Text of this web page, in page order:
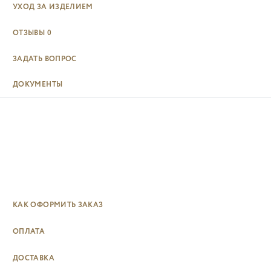
УХОД ЗА ИЗДЕЛИЕМ
ОТЗЫВЫ 0
ЗАДАТЬ ВОПРОС
ДОКУМЕНТЫ
КАК ОФОРМИТЬ ЗАКАЗ
ОПЛАТА
ДОСТАВКА